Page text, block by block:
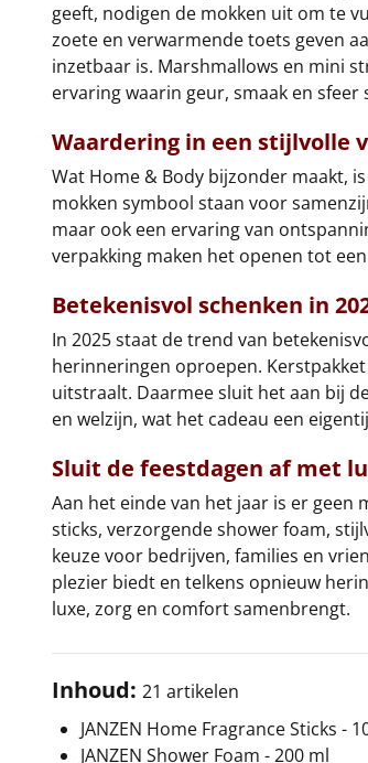
geeft, nodigen de mokken uit om te
zoete en verwarmende toets geven
inzetbaar is. Marshmallows en mini
ervaring waarin geur, smaak en sfeer
Waardering in een stijlvolle
Wat Home & Body bijzonder maakt,
mokken symbool staan voor
maar ook een ervaring van
verpakking maken het openen tot
Betekenisvol schenken in
In 2025 staat de trend van
herinneringen oproepen.
uitstraalt. Daarmee sluit het aan bij
en welzijn, wat het cadeau een
Sluit de feestdagen af met
Aan het einde van het jaar is er geen
sticks, verzorgende shower foam,
keuze voor bedrijven, families en
plezier biedt en telkens opnieuw
luxe, zorg en comfort samenbrengt.
Inhoud: 21 artikelen
JANZEN Home Fragrance Sticks -
JANZEN Shower Foam - 200 ml